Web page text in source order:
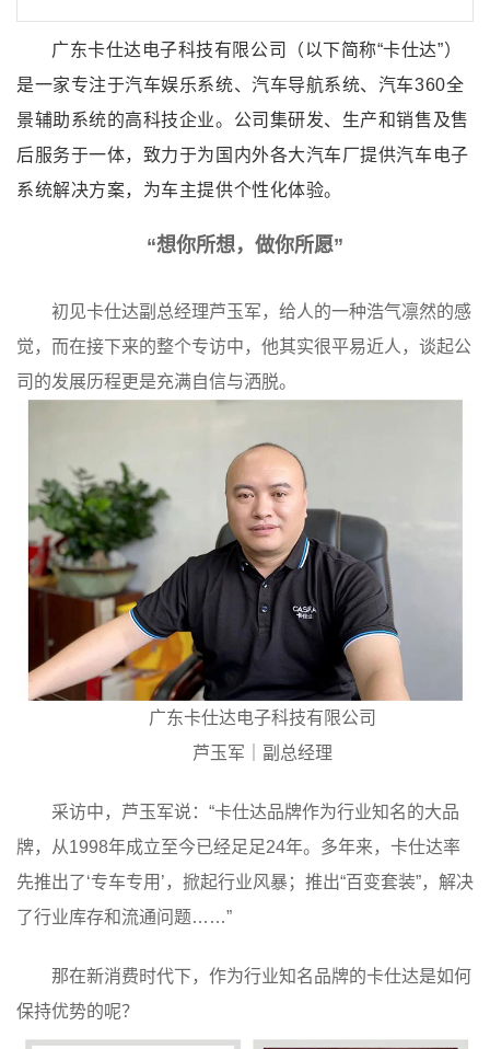
广东卡仕达电子科技有限公司（以下简称“卡仕达”）
是一家专注于汽车娱乐系统、汽车导航系统、汽车360全
景辅助系统的高科技企业。公司集研发、生产和销售及售
后服务于一体，致力于为国内外各大汽车厂提供汽车电子
系统解决方案，为车主提供个性化体验。
“想你所想，做你所愿”
初见卡仕达副总经理芦玉军，给人的一种浩气凛然的感
觉，而在接下来的整个专访中，他其实很平易近人，谈起公
司的发展历程更是充满自信与洒脱。
广东卡仕达电子科技有限公司
芦玉军｜副总经理
采访中，芦玉军说：“卡仕达品牌作为行业知名的大品
牌，从1998年成立至今已经足足24年。多年来，卡仕达率
先推出了‘专车专用’，掀起行业风暴；推出“百变套装”，解决
了行业库存和流通问题……”
那在新消费时代下，作为行业知名品牌的卡仕达是如何
保持优势的呢？